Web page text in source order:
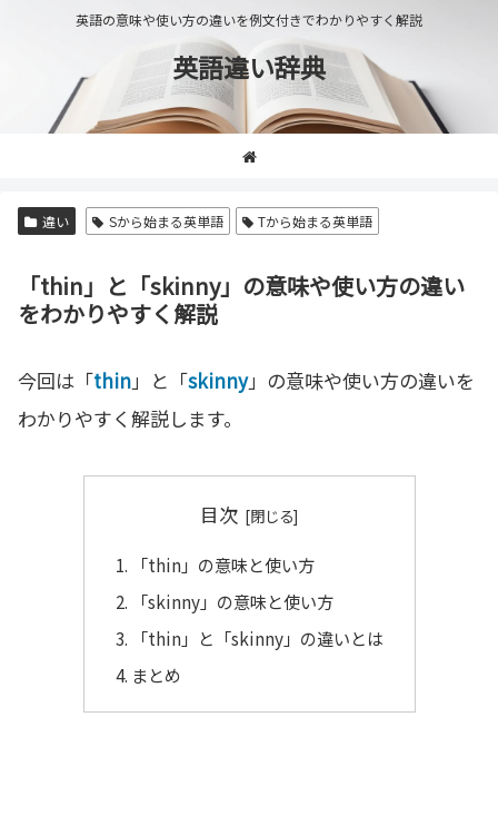
英語の意味や使い方の違いを例文付きでわかりやすく解説
英語違い辞典
違い Sから始まる英単語 Tから始まる英単語
「thin」と「skinny」の意味や使い方の違い
をわかりやすく解説
今回は「thin」と「skinny」の意味や使い方の違いを
わかりやすく解説します。
目次
「thin」の意味と使い方
「skinny」の意味と使い方
「thin」と「skinny」の違いとは
まとめ